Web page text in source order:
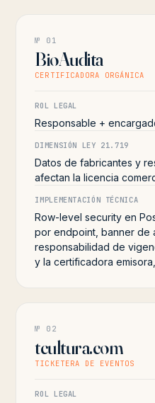
№ 01
BioAudita
CERTIFICADORA ORGÁNICA
ROL LEGAL
Responsable +
DIMENSIÓN LEY 21.719
Datos de fabricantes y
afectan la licencia
IMPLEMENTACIÓN TÉCNICA
Row-level security en
por endpoint, banner de
responsabilidad de
y la certificadora
№ 02
tcultura.com
TICKETERA DE EVENTOS
ROL LEGAL